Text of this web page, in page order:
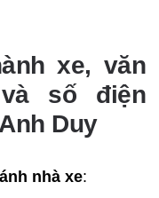
xe, văn
số điện
Duy
nhà xe: